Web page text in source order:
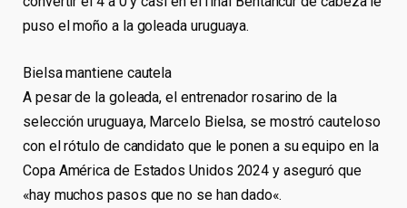
puso el moño a la goleada uruguaya.
Bielsa mantiene cautela
A pesar de la goleada, el entrenador rosarino de la
selección uruguaya, Marcelo Bielsa, se mostró cauteloso
con el rótulo de candidato que le ponen a su equipo en la
Copa América de Estados Unidos 2024 y aseguró que
«hay muchos pasos que no se han dado«.